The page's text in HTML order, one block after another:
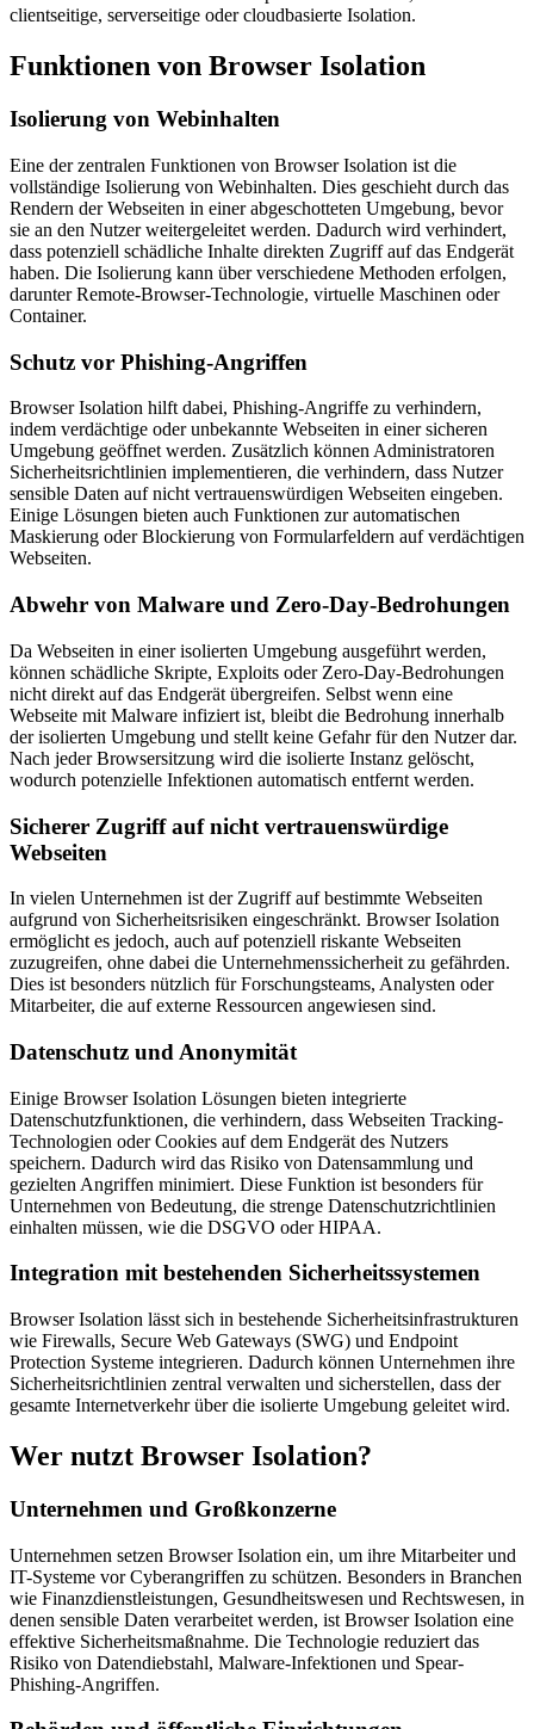
clientseitige, serverseitige oder cloudbasierte Isolation.
Funktionen von Browser Isolation
Isolierung von Webinhalten
Eine der zentralen Funktionen von Browser Isolation ist die
vollständige Isolierung von Webinhalten. Dies geschieht durch das
Rendern der Webseiten in einer abgeschotteten Umgebung, bevor
sie an den Nutzer weitergeleitet werden. Dadurch wird verhindert,
dass potenziell schädliche Inhalte direkten Zugriff auf das Endgerät
haben. Die Isolierung kann über verschiedene Methoden erfolgen,
darunter Remote-Browser-Technologie, virtuelle Maschinen oder
Container.
Schutz vor Phishing-Angriffen
Browser Isolation hilft dabei, Phishing-Angriffe zu verhindern,
indem verdächtige oder unbekannte Webseiten in einer sicheren
Umgebung geöffnet werden. Zusätzlich können Administratoren
Sicherheitsrichtlinien implementieren, die verhindern, dass Nutzer
sensible Daten auf nicht vertrauenswürdigen Webseiten eingeben.
Einige Lösungen bieten auch Funktionen zur automatischen
Maskierung oder Blockierung von Formularfeldern auf verdächtigen
Webseiten.
Abwehr von Malware und Zero-Day-Bedrohungen
Da Webseiten in einer isolierten Umgebung ausgeführt werden,
können schädliche Skripte, Exploits oder Zero-Day-Bedrohungen
nicht direkt auf das Endgerät übergreifen. Selbst wenn eine
Webseite mit Malware infiziert ist, bleibt die Bedrohung innerhalb
der isolierten Umgebung und stellt keine Gefahr für den Nutzer dar.
Nach jeder Browsersitzung wird die isolierte Instanz gelöscht,
wodurch potenzielle Infektionen automatisch entfernt werden.
Sicherer Zugriff auf nicht vertrauenswürdige
Webseiten
In vielen Unternehmen ist der Zugriff auf bestimmte Webseiten
aufgrund von Sicherheitsrisiken eingeschränkt. Browser Isolation
ermöglicht es jedoch, auch auf potenziell riskante Webseiten
zuzugreifen, ohne dabei die Unternehmenssicherheit zu gefährden.
Dies ist besonders nützlich für Forschungsteams, Analysten oder
Mitarbeiter, die auf externe Ressourcen angewiesen sind.
Datenschutz und Anonymität
Einige Browser Isolation Lösungen bieten integrierte
Datenschutzfunktionen, die verhindern, dass Webseiten Tracking-
Technologien oder Cookies auf dem Endgerät des Nutzers
speichern. Dadurch wird das Risiko von Datensammlung und
gezielten Angriffen minimiert. Diese Funktion ist besonders für
Unternehmen von Bedeutung, die strenge Datenschutzrichtlinien
einhalten müssen, wie die DSGVO oder HIPAA.
Integration mit bestehenden Sicherheitssystemen
Browser Isolation lässt sich in bestehende Sicherheitsinfrastrukturen
wie Firewalls, Secure Web Gateways (SWG) und Endpoint
Protection Systeme integrieren. Dadurch können Unternehmen ihre
Sicherheitsrichtlinien zentral verwalten und sicherstellen, dass der
gesamte Internetverkehr über die isolierte Umgebung geleitet wird.
Wer nutzt Browser Isolation?
Unternehmen und Großkonzerne
Unternehmen setzen Browser Isolation ein, um ihre Mitarbeiter und
IT-Systeme vor Cyberangriffen zu schützen. Besonders in Branchen
wie Finanzdienstleistungen, Gesundheitswesen und Rechtswesen, in
denen sensible Daten verarbeitet werden, ist Browser Isolation eine
effektive Sicherheitsmaßnahme. Die Technologie reduziert das
Risiko von Datendiebstahl, Malware-Infektionen und Spear-
Phishing-Angriffen.